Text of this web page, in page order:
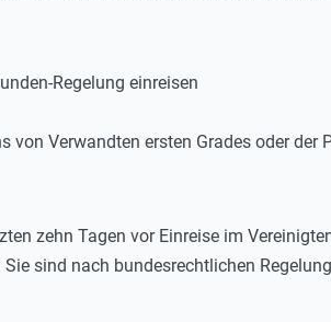
Regelung einreisen
von Verwandten ersten Grades oder
zehn Tagen vor Einreise im
sind nach bundesrechtlichen